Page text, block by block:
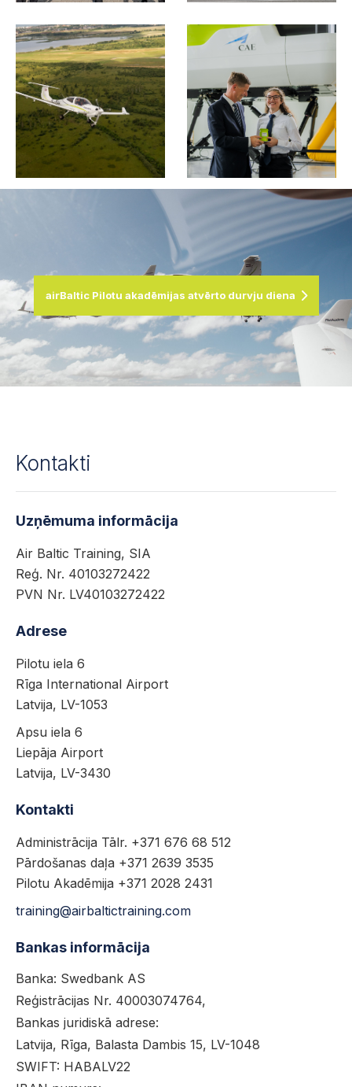
airBaltic Pilotu akadēmijas atvērto durvju diena
Kontakti
Uzņēmuma informācija
Air Baltic Training, SIA
Reģ. Nr. 40103272422
PVN Nr. LV40103272422
Adrese
Pilotu iela 6
Rīga International Airport
Latvija, LV-1053
Apsu iela 6
Liepāja Airport
Latvija, LV-3430
Kontakti
Administrācija Tālr. +371 676 68 512
Pārdošanas daļa +371 2639 3535
Pilotu Akadēmija +371 2028 2431
training@airbaltictraining.com
Bankas informācija
Banka: Swedbank AS
Reģistrācijas Nr. 40003074764,
Bankas juridiskā adrese:
Latvija, Rīga, Balasta Dambis 15, LV-1048
SWIFT: HABALV22